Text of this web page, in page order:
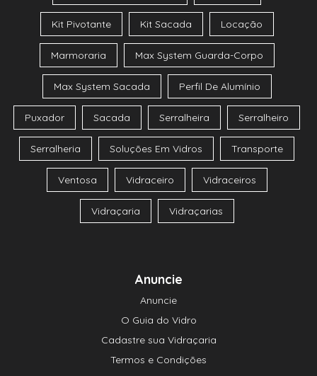
Kit Pivotante Kit Sacada Locação
Marmoraria Max System Guarda-Corpo
Max System Sacada Perfil De Alumínio
Puxador Sacada Serralheira Serralheiro
Serralheria Soluções Em Vidros Transporte
Ventosa Vidraceiro Vidraceiros
Vidraçaria Vidraçarias
Anuncie
Anuncie
O Guia do Vidro
Cadastre sua Vidraçaria
Termos e Condições